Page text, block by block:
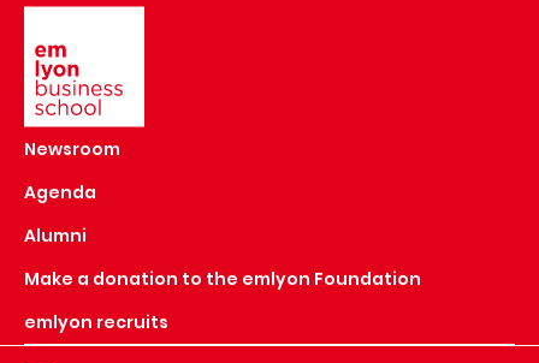
Newsroom
Agenda
Alumni
Make a donation to the emlyon Foundation
emlyon recruits